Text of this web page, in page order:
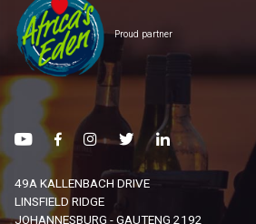
Proud partner
49A KALLENBACH DRIVE
LINSFIELD RIDGE
JOHANNESBURG - GAUTENG 2192